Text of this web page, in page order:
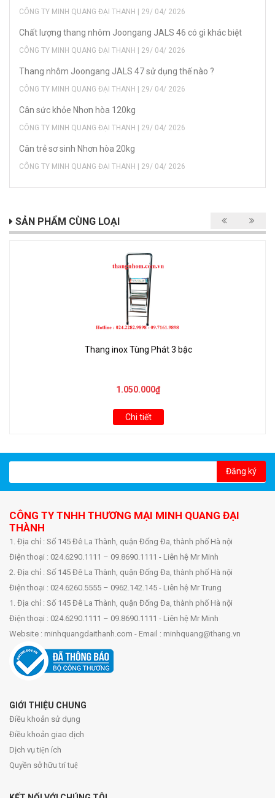
CÔNG TY MINH QUANG ĐẠI THANH | 29/ 04/ 2026
Chất lượng thang nhôm Joongang JALS 46 có gì khác biệt
CÔNG TY MINH QUANG ĐẠI THANH | 29/ 04/ 2026
Thang nhôm Joongang JALS 47 sử dụng thế nào ?
CÔNG TY MINH QUANG ĐẠI THANH | 29/ 04/ 2026
Cân sức khỏe Nhơn hòa 120kg
CÔNG TY MINH QUANG ĐẠI THANH | 29/ 04/ 2026
Cân trẻ sơ sinh Nhơn hòa 20kg
CÔNG TY MINH QUANG ĐẠI THANH | 29/ 04/ 2026
SẢN PHẨM CÙNG LOẠI
Thang inox Tùng Phát 3 bậc
1.050.000₫
Chi tiết
Đăng ký
CÔNG TY TNHH THƯƠNG MẠI MINH QUANG ĐẠI
THÀNH
1. Địa chỉ : Số 145 Đê La Thành, quận Đống Đa, thành phố Hà nội
Điện thoại : 024.6290.1111 – 09.8690.1111 - Liên hệ Mr Minh
2. Địa chỉ : Số 145 Đê La Thành, quận Đống Đa, thành phố Hà nội
Điện thoại : 024.6260.5555 – 0962.142.145 - Liên hệ Mr Trung
1. Địa chỉ : Số 145 Đê La Thành, quận Đống Đa, thành phố Hà nội
Điện thoại : 024.6290.1111 – 09.8690.1111 - Liên hệ Mr Minh
Website : minhquangdaithanh.com - Email : minhquang@thang.vn
GIỚI THIỆU CHUNG
Điều khoản sử dụng
Điều khoản giao dịch
Dịch vụ tiện ích
Quyền sở hữu trí tuệ